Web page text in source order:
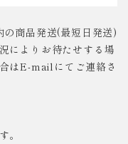
商品発送(最短日発送)
によりお待たせする場
はE-mailにてご連絡さ
。